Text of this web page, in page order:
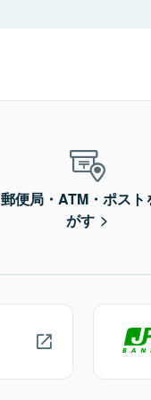
郵便局・ATM・ポスト
がす